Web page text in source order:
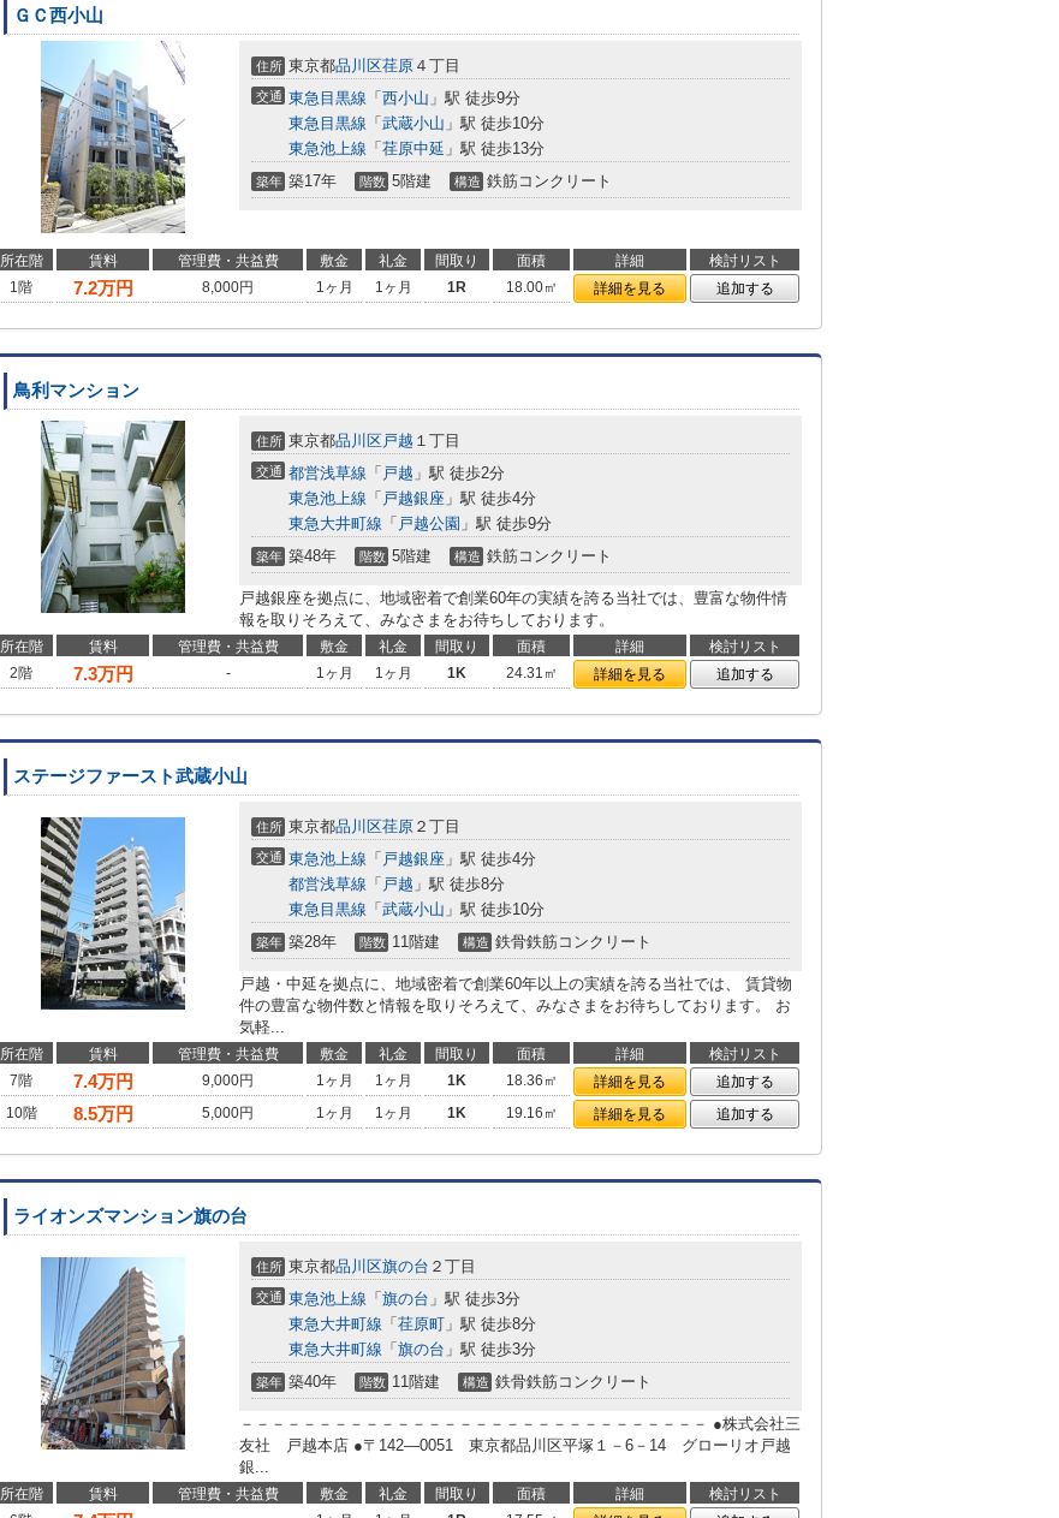
ＧＣ西小山
住所 東京都品川区荏原 ４丁目
交通 東急目黒線 「 西小山 」駅 徒歩9分
東急目黒線 「 武蔵小山 」駅 徒歩10分
東急池上線 「 荏原中延 」駅 徒歩13分
築年 築17年 階数 5階建 構造 鉄筋コンクリート
所在階 賃料 管理費・共益費 敷金 礼金 間取り 面積 詳細
検討リスト
1階
7.2万円 8,000円 1ヶ月 1ヶ月 1R 18.00㎡ 詳細を見る 追加する
鳥利マンション
住所 東京都品川区戸越 １丁目
交通 都営浅草線 「 戸越 」駅 徒歩2分
東急池上線 「 戸越銀座 」駅 徒歩4分
東急大井町線 「 戸越公園 」駅 徒歩9分
築年 築48年 階数 5階建 構造 鉄筋コンクリート
戸越銀座を拠点に、地域密着で創業60年の実績を誇る当社では、豊富な物件情
報を取りそろえて、みなさまをお待ちしております。
所在階 賃料 管理費・共益費 敷金 礼金 間取り 面積 詳細
検討リスト
2階
7.3万円 - 1ヶ月 1ヶ月 1K 24.31㎡ 詳細を見る 追加する
ステージファースト武蔵小山
住所 東京都品川区荏原 ２丁目
交通 東急池上線 「 戸越銀座 」駅 徒歩4分
都営浅草線 「 戸越 」駅 徒歩8分
東急目黒線 「 武蔵小山 」駅 徒歩10分
築年 築28年 階数 11階建 構造 鉄骨鉄筋コンクリート
戸越・中延を拠点に、地域密着で創業60年以上の実績を誇る当社では、 賃貸物
件の豊富な物件数と情報を取りそろえて、みなさまをお待ちしております。 お
気軽...
所在階 賃料 管理費・共益費 敷金 礼金 間取り 面積 詳細
検討リスト
7階
7.4万円 9,000円 1ヶ月 1ヶ月 1K 18.36㎡ 詳細を見る
追加する
10階
8.5万円 5,000円 1ヶ月 1ヶ月 1K 19.16㎡ 詳細を見る 追加する
ライオンズマンション旗の台
住所 東京都品川区旗の台 ２丁目
交通 東急池上線 「 旗の台 」駅 徒歩3分
東急大井町線 「 荏原町 」駅 徒歩8分
東急大井町線 「 旗の台 」駅 徒歩3分
築年 築40年 階数 11階建 構造 鉄骨鉄筋コンクリート
－－－－－－－－－－－－－－－－－－－－－－－－－－－－－－ ●株式会社三
友社 戸越本店 ●〒142―0051 東京都品川区平塚１－6－14 グローリオ戸越
銀...
所在階 賃料 管理費・共益費 敷金 礼金 間取り 面積 詳細
検討リスト